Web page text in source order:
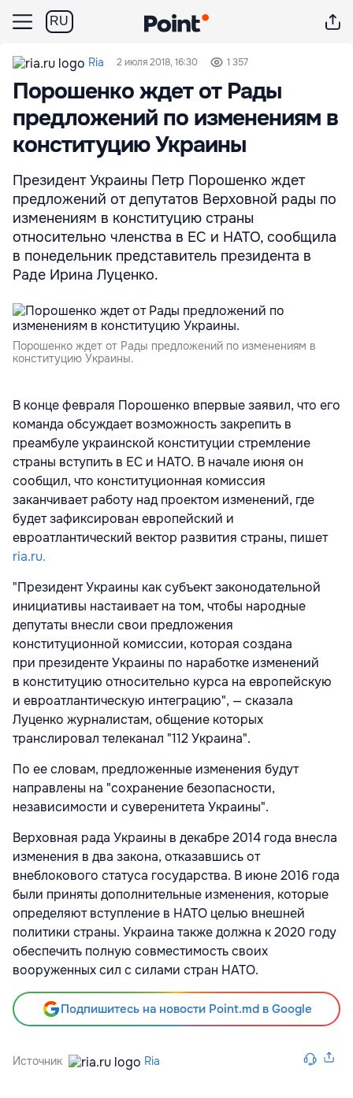
RU
Ria 2 июля 2018, 16:30 1 357
Порошенко ждет от Рады
предложений по изменениям в
конституцию Украины
Президент Украины Петр Порошенко ждет
предложений от депутатов Верховной рады по
изменениям в конституцию страны
относительно членства в ЕС и НАТО, сообщила
в понедельник представитель президента в
Раде Ирина Луценко.
Порошенко ждет от Рады предложений по изменениям в
конституцию Украины.
В конце февраля Порошенко впервые заявил, что его
команда обсуждает возможность закрепить в
преамбуле украинской конституции стремление
страны вступить в ЕС и НАТО. В начале июня он
сообщил, что конституционная комиссия
заканчивает работу над проектом изменений, где
будет зафиксирован европейский и
евроатлантический вектор развития страны, пишет
ria.ru.
"Президент Украины как субъект законодательной
инициативы настаивает на том, чтобы народные
депутаты внесли свои предложения
конституционной комиссии, которая создана
при президенте Украины по наработке изменений
в конституцию относительно курса на европейскую
и евроатлантическую интеграцию", — сказала
Луценко журналистам, общение которых
транслировал телеканал "112 Украина".
По ее словам, предложенные изменения будут
направлены на "сохранение безопасности,
независимости и суверенитета Украины".
Верховная рада Украины в декабре 2014 года внесла
изменения в два закона, отказавшись от
внеблокового статуса государства. В июне 2016 года
были приняты дополнительные изменения, которые
определяют вступление в НАТО целью внешней
политики страны. Украина также должна к 2020 году
обеспечить полную совместимость своих
вооруженных сил с силами стран НАТО.
Подпишитесь на новости Point.md в Google
Источник Ria